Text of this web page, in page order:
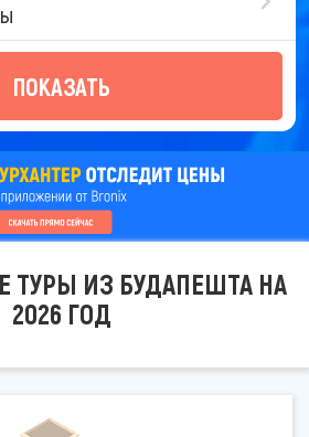
ПОКАЗАТЬ
ТУРЫ ИЗ БУДАПЕШТА НА
2026 ГОД